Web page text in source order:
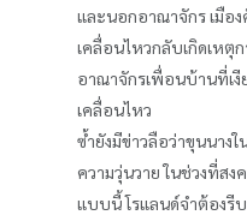
และนอกอาณาจักร เมือ
เคลื่อนไหวกลับเกิดเหตุ
อาณาจักรเพื่อนบ้านที่เงี
เคลื่อนไหว
ซ้ำยังมีข่าวลือว่าขุนนาง
ความวุ่นวาย ในช่วงที่สง
แบบนี้ โรแลนด์จำต้องรีบ